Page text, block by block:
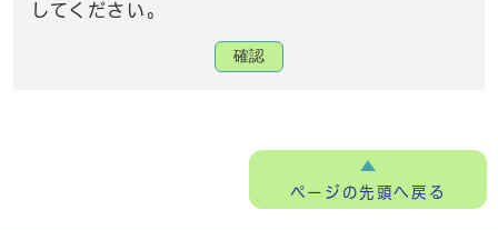
してください。
確認
ページの先頭へ戻る